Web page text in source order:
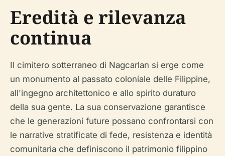
Eredità e rilevanza
continua
Il cimitero sotterraneo di Nagcarlan si erge come
un monumento al passato coloniale delle Filippine,
all'ingegno architettonico e allo spirito duraturo
della sua gente. La sua conservazione garantisce
che le generazioni future possano confrontarsi con
le narrative stratificate di fede, resistenza e identità
comunitaria che definiscono il patrimonio filippino